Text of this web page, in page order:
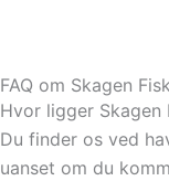
FAQ om Skagen
Hvor ligger Skagen
Du finder os ved
uanset om du